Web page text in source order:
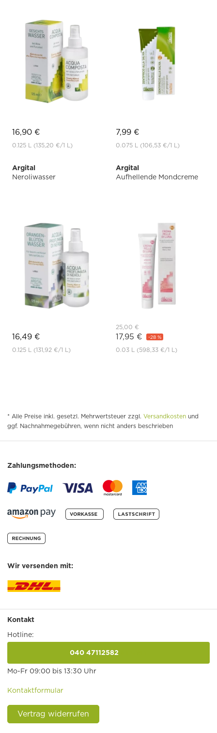
16,90 €
0.125 L (135,20 €/1 L)
7,99 €
0.075 L (106,53 €/1 L)
Argital
Neroliwasser
16,49 €
0.125 L (131,92 €/1 L)
Argital
Aufhellende Mondcreme
25,00 €
17,95 € -28 %
0.03 L (598,33 €/1 L)
* Alle Preise inkl. gesetzl. Mehrwertsteuer zzgl. Versandkosten und
ggf. Nachnahmegebühren, wenn nicht anders beschrieben
Zahlungsmethoden:
Wir versenden mit:
Kontakt
Hotline:
040 47112582
Mo-Fr 09:00 bis 13:30 Uhr
Kontaktformular
Vertrag widerrufen